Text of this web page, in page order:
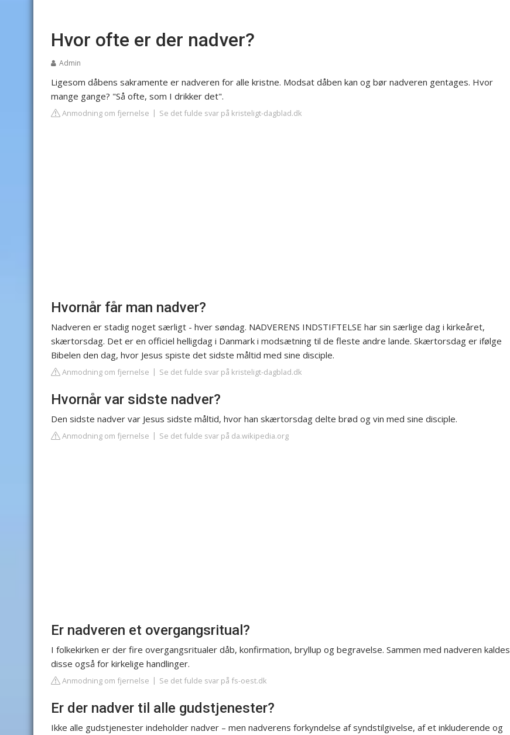
Hvor ofte er der nadver?
Admin
Ligesom dåbens sakramente er nadveren for alle kristne. Modsat dåben kan og bør nadveren gentages. Hvor
mange gange? "Så ofte, som I drikker det".
Anmodning om fjernelse Se det fulde svar på kristeligt-dagblad.dk
Hvornår får man nadver?
Nadveren er stadig noget særligt - hver søndag. NADVERENS INDSTIFTELSE har sin særlige dag i kirkeåret,
skærtorsdag. Det er en officiel helligdag i Danmark i modsætning til de fleste andre lande. Skærtorsdag er ifølge
Bibelen den dag, hvor Jesus spiste det sidste måltid med sine disciple.
Anmodning om fjernelse Se det fulde svar på kristeligt-dagblad.dk
Hvornår var sidste nadver?
Den sidste nadver var Jesus sidste måltid, hvor han skærtorsdag delte brød og vin med sine disciple.
Anmodning om fjernelse Se det fulde svar på da.wikipedia.org
Er nadveren et overgangsritual?
I folkekirken er der fire overgangsritualer dåb, konfirmation, bryllup og begravelse. Sammen med nadveren kaldes
disse også for kirkelige handlinger.
Anmodning om fjernelse Se det fulde svar på fs-oest.dk
Er der nadver til alle gudstjenester?
Ikke alle gudstjenester indeholder nadver – men nadverens forkyndelse af syndstilgivelse, af et inkluderende og